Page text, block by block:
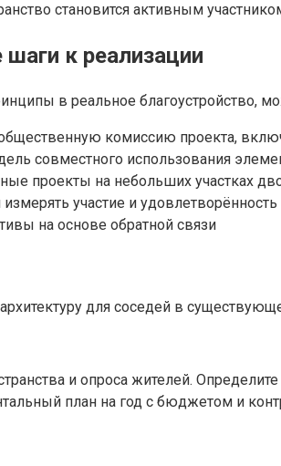
становится активным
к реализации
в реальное благоустройство,
комиссию проекта,
совместного использования
проекты на небольших участках
измерять участие и
на основе обратной связи
для соседей в
и опроса жителей.
план на год с бюджетом и